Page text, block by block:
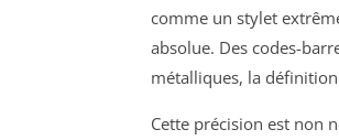
comme un stylet
absolue. Des codes-
métalliques, la
Cette précision est non